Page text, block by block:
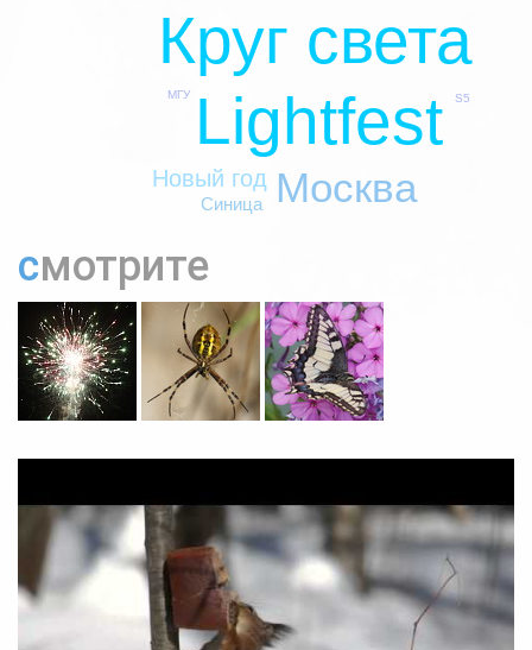
Круг света
Lightfest
Москва
Новый год
Синица
S5
МГУ
смотрите